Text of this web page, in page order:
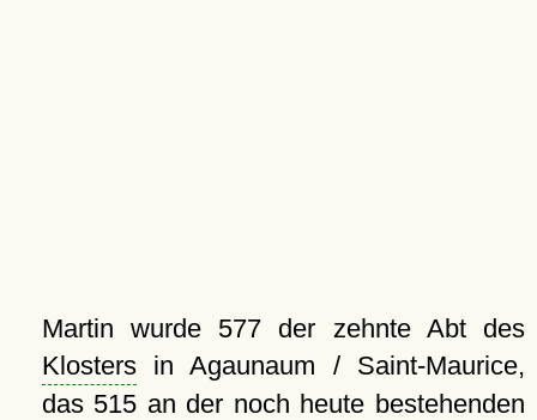
Martin wurde 577 der zehnte Abt des
Klostersin Agaunaum / Saint-Maurice,
das 515 an der noch heute bestehenden